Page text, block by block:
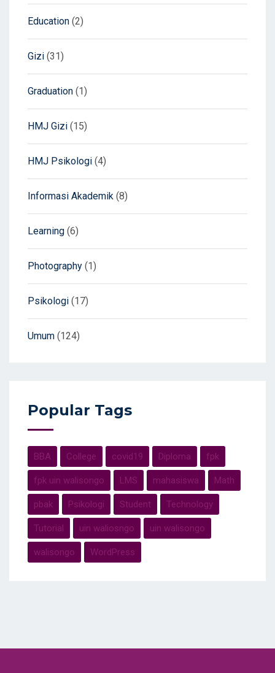
Education (2)
Gizi (31)
Graduation (1)
HMJ Gizi (15)
HMJ Psikologi (4)
Informasi Akademik (8)
Learning (6)
Photography (1)
Psikologi (17)
Umum (124)
Popular Tags
BBA College covid19 Diploma fpk
fpk uin walisongo LMS mahasiswa Math
pbak Psikologi Student Technology
Tutorial uin waliosngo uin walisongo
walisongo WordPress